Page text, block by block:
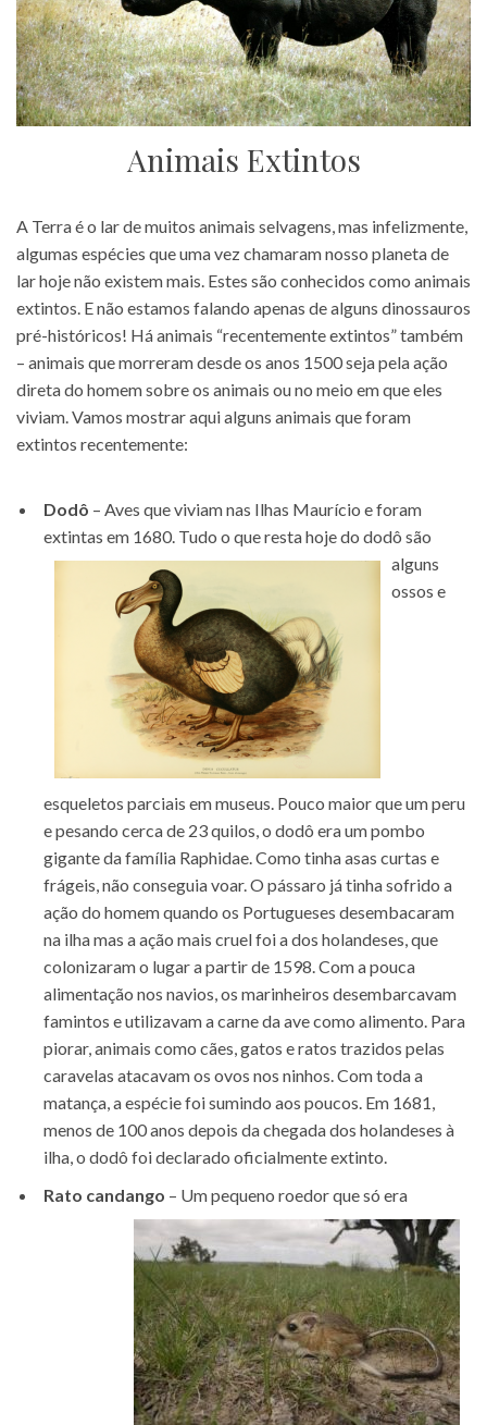
Animais Extintos
A Terra é o lar de muitos animais selvagens, mas infelizmente,
algumas espécies que uma vez chamaram nosso planeta de
lar hoje não existem mais. Estes são conhecidos como animais
extintos. E não estamos falando apenas de alguns dinossauros
pré-históricos! Há animais “recentemente extintos” também
– animais que morreram desde os anos 1500 seja pela ação
direta do homem sobre os animais ou no meio em que eles
viviam. Vamos mostrar aqui alguns animais que foram
extintos recentemente:
Dodô – Aves que viviam nas Ilhas Maurício e foram
extintas em 1680. Tudo o que resta hoje do dodô são
alguns
ossos e
esqueletos parciais em museus. Pouco maior que um peru
e pesando cerca de 23 quilos, o dodô era um pombo
gigante da família Raphidae. Como tinha asas curtas e
frágeis, não conseguia voar. O pássaro já tinha sofrido a
ação do homem quando os Portugueses desembacaram
na ilha mas a ação mais cruel foi a dos holandeses, que
colonizaram o lugar a partir de 1598. Com a pouca
alimentação nos navios, os marinheiros desembarcavam
famintos e utilizavam a carne da ave como alimento. Para
piorar, animais como cães, gatos e ratos trazidos pelas
caravelas atacavam os ovos nos ninhos. Com toda a
matança, a espécie foi sumindo aos poucos. Em 1681,
menos de 100 anos depois da chegada dos holandeses à
ilha, o dodô foi declarado oficialmente extinto.
Rato candango – Um pequeno roedor que só era